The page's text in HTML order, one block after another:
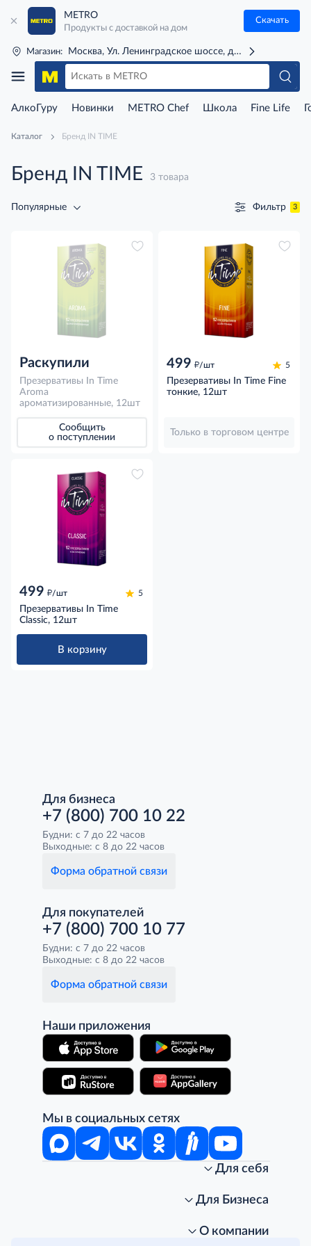
METRO
Продукты с доставкой на дом
Скачать
Магазин: Москва, Ул. Ленинградское шоссе, д. 71Г (м. Речной
АлкоГуру Новинки METRO Chef Школа Fine Life
Каталог Бренд IN TIME
Бренд IN TIME 3 товара
Популярные Фильтр 3
Раскупили
Презервативы In Time
Aroma
ароматизированные, 12шт
Сообщить
о поступлении
499 д/шт 5
Презервативы In Time Fine
тонкие, 12шт
Только в торговом центре
499 д/шт 5
Презервативы In Time
Classic, 12шт
В корзину
Для бизнеса
+7 (800) 700 10 22
Будни: с 7 до 22 часов
Выходные: с 8 до 22 часов
Форма обратной связи
Для покупателей
+7 (800) 700 10 77
Будни: с 7 до 22 часов
Выходные: с 8 до 22 часов
Форма обратной связи
Наши приложения
Мы в социальных сетях
Для себя
Стань клиентом METRO
Для Бизнеса
О компании